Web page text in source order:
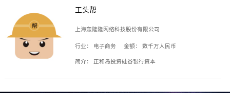
工头帮
上海轰隆隆网络科技股份有限公司
行业： 电子商务 金额： 数千万人民币
简介： 正和岛投资硅谷银行资本